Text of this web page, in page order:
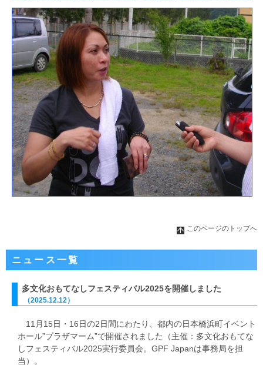
このページのトップへ
ニュース一覧
多文化おもてなしフェスティバル2025を開催しました
（2025.12.12）
11月15日・16日の2日間にわたり、都内の日本橋浜町イベント
ホール”プラザマーム”で開催されました（主催：多文化おもてな
しフェスティバル2025実行委員会。GPF Japanは事務局を担
当）。